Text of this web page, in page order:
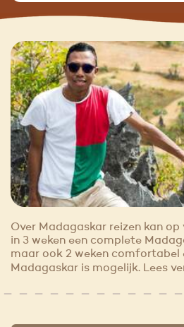
Over Madagaskar reizen kan
in 3 weken een complete
maar ook 2 weken comfortabel
Madagaskar is mogelijk. Lees